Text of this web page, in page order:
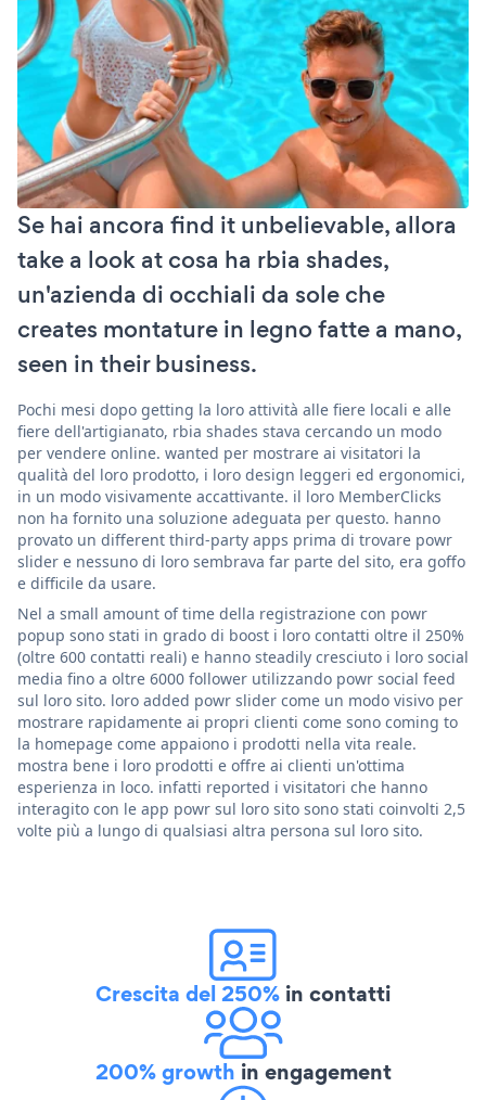
Se hai ancora find it unbelievable, allora
take a look at cosa ha rbia shades,
un'azienda di occhiali da sole che
creates montature in legno fatte a mano,
seen in their business.
Pochi mesi dopo getting la loro attività alle fiere locali e alle
fiere dell'artigianato, rbia shades stava cercando un modo
per vendere online. wanted per mostrare ai visitatori la
qualità del loro prodotto, i loro design leggeri ed ergonomici,
in un modo visivamente accattivante. il loro MemberClicks
non ha fornito una soluzione adeguata per questo. hanno
provato un different third-party apps prima di trovare powr
slider e nessuno di loro sembrava far parte del sito, era goffo
e difficile da usare.
Nel a small amount of time della registrazione con powr
popup sono stati in grado di boost i loro contatti oltre il 250%
(oltre 600 contatti reali) e hanno steadily cresciuto i loro social
media fino a oltre 6000 follower utilizzando powr social feed
sul loro sito. loro added powr slider come un modo visivo per
mostrare rapidamente ai propri clienti come sono coming to
la homepage come appaiono i prodotti nella vita reale.
mostra bene i loro prodotti e offre ai clienti un'ottima
esperienza in loco. infatti reported i visitatori che hanno
interagito con le app powr sul loro sito sono stati coinvolti 2,5
volte più a lungo di qualsiasi altra persona sul loro sito.
Crescita del 250% in contatti
200% growth in engagement